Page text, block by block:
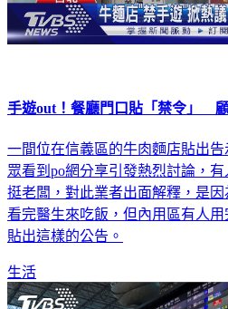
手遊out！餐廳門口貼「禁令」
一間位在信義區的牛肉麵店貼出
眾看到po網分享引發熱烈討論，
挺老闆，對此業者出面解釋，是
看完醫生來吃飯，但內用區有人
貼出這樣的公告。
生活